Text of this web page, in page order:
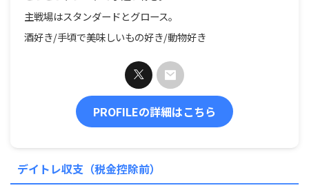
主戦場はスタンダードとグロース。
酒好き/手頃で美味しいもの好き/動物好き
PROFILEの詳細はこちら
デイトレ収支（税金控除前）